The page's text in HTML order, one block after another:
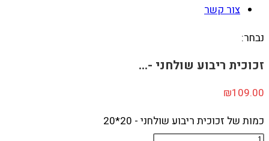
צור קשר
נבחר:
זכוכית ריבוע שולחני -…
₪109.00
כמות של זכוכית ריבוע שולחני - 20*20